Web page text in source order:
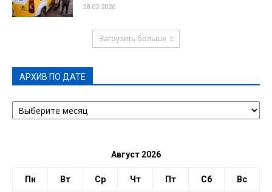
28.02.2026
Загрузить больше
АРХИВ ПО ДАТЕ
АРХИВ
ПО
Август 2026
Пн Вт Ср Чт Пт Сб Вс